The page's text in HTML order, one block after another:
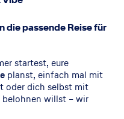
die passende Reise für
startest, eure
planst, einfach mal mit
oder dich selbst mit
belohnen willst – wir